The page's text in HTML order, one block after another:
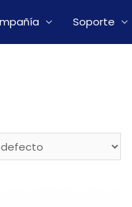
Soporte